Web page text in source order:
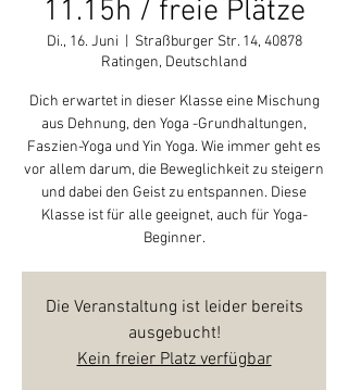
11.15h / freie Plätze
Di., 16. Juni
Straßburger Str. 14, 40878
Ratingen, Deutschland
Dich erwartet in dieser Klasse eine Mischung
aus Dehnung, den Yoga -Grundhaltungen,
Faszien-Yoga und Yin Yoga. Wie immer geht es
vor allem darum, die Beweglichkeit zu steigern
und dabei den Geist zu entspannen. Diese
Klasse ist für alle geeignet, auch für Yoga-
Beginner.
Die Veranstaltung ist leider bereits
ausgebucht!
Kein freier Platz verfügbar